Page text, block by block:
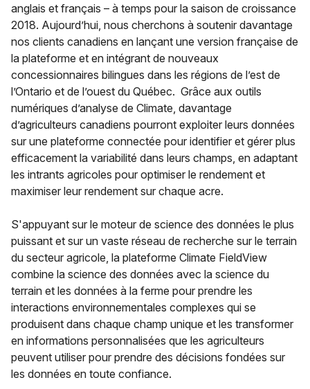
anglais et français – à temps pour la saison de croissance
2018. Aujourd’hui, nous cherchons à soutenir davantage
nos clients canadiens en lançant une version française de
la plateforme et en intégrant de nouveaux
concessionnaires bilingues dans les régions de l’est de
l’Ontario et de l’ouest du Québec. Grâce aux outils
numériques d’analyse de Climate, davantage
d’agriculteurs canadiens pourront exploiter leurs données
sur une plateforme connectée pour identifier et gérer plus
efficacement la variabilité dans leurs champs, en adaptant
les intrants agricoles pour optimiser le rendement et
maximiser leur rendement sur chaque acre.
S'appuyant sur le moteur de science des données le plus
puissant et sur un vaste réseau de recherche sur le terrain
du secteur agricole, la plateforme Climate FieldView
combine la science des données avec la science du
terrain et les données à la ferme pour prendre les
interactions environnementales complexes qui se
produisent dans chaque champ unique et les transformer
en informations personnalisées que les agriculteurs
peuvent utiliser pour prendre des décisions fondées sur
les données en toute confiance.